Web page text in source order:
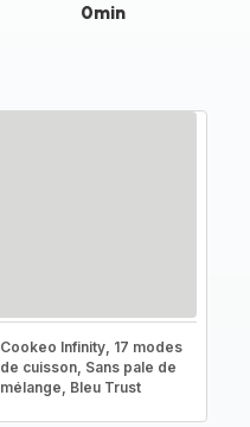
0min
Cookeo Infinity, 17 modes
de cuisson, Sans pale de
mélange, Bleu Trust